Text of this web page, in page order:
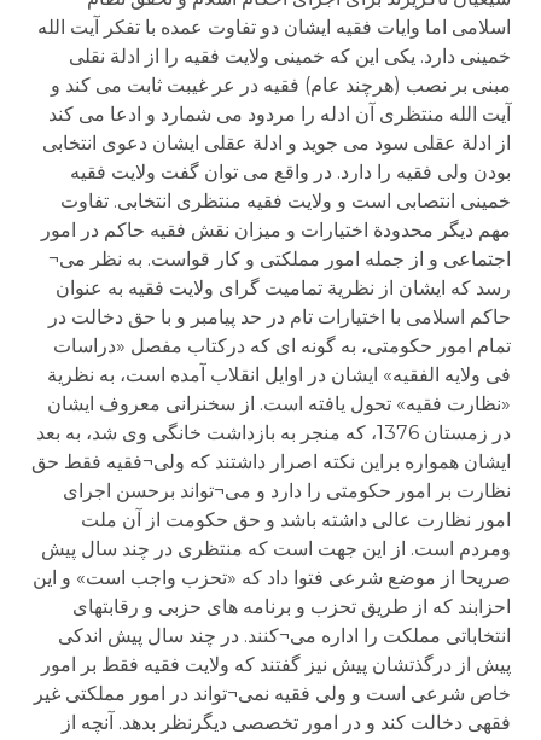
اسلامی اما وایات فقیه ایشان دو تفاوت عمده با تفکر آیت الله
خمینی دارد. یکی این که خمینی ولایت فقیه را از ادلة نقلی
مبنی بر نصب (هرچند عام) فقیه در عر غیبت ثابت می کند و
آیت الله منتظری آن ادله را مردود می شمارد و ادعا می کند
از ادلة عقلی سود می جوید و ادلة عقلی ایشان دعوی انتخابی
بودن ولی فقیه را دارد. در واقع می توان گفت ولایت فقیه
خمینی انتصابی است و ولایت فقیه منتظری انتخابی. تفاوت
مهم دیگر محدودة اختیارات و میزان نقش فقیه حاکم در امور
اجتماعی و از جمله امور مملکتی و کار قواست. به نظر می¬
رسد که ایشان از نظریة تمامیت گرای ولایت فقیه به عنوان
حاکم اسلامی با اختیارات تام در حد پیامبر و با حق دخالت در
تمام امور حکومتی، به گونه ای که درکتاب مفصل «دراسات
فی ولایه الفقیه» ایشان در اوایل انقلاب آمده است، به نظریة
«نظارت فقیه» تحول یافته است. از سخنرانی معروف ایشان
در زمستان 1376، که منجر به بازداشت خانگی وی شد، به بعد
ایشان همواره براین نکته اصرار داشتند که ولی¬فقیه فقط حق
نظارت بر امور حکومتی را دارد و می¬تواند برحسن اجرای
امور نظارت عالی داشته باشد و حق حکومت از آن ملت
ومردم است. از این جهت است که منتظری در چند سال پیش
صریحا از موضع شرعی فتوا داد که «تحزب واجب است» و این
احزابند که از طریق تحزب و برنامه های حزبی و رقابتهای
انتخاباتی مملکت را اداره می¬کنند. در چند سال پیش اندکی
پیش از درگذتشان پیش نیز گفتند که ولایت فقیه فقط بر امور
خاص شرعی است و ولی فقیه نمی¬تواند در امور مملکتی غیر
فقهی دخالت کند و در امور تخصصی دیگرنظر بدهد. آنچه از